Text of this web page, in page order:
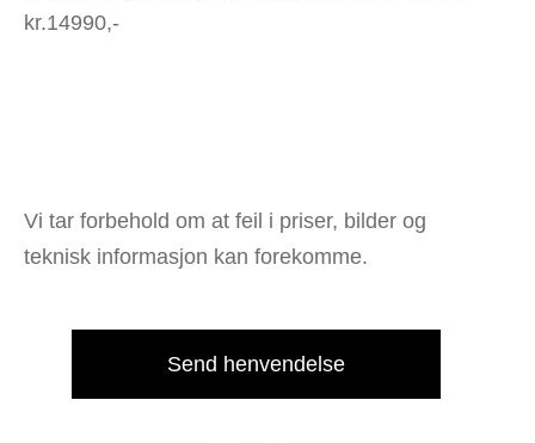
kr.14990,-
Vi tar forbehold om at feil i priser, bilder og
teknisk informasjon kan forekomme.
Send henvendelse